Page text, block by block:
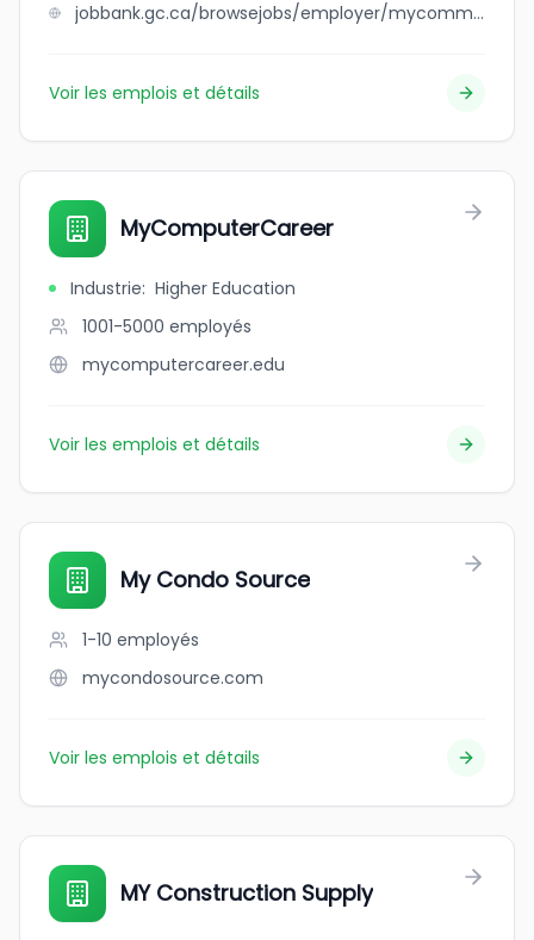
jobbank.gc.ca/browsejobs/employer/mycommunity+health+%26+pharmacy/ca
Voir les emplois et détails
MyComputerCareer
Industrie: Higher Education
1001-5000 employés
mycomputercareer.edu
Voir les emplois et détails
My Condo Source
1-10 employés
mycondosource.com
Voir les emplois et détails
MY Construction Supply